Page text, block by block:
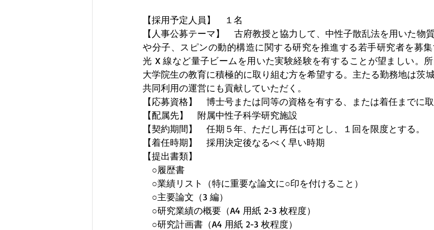
【採用予定人員】　１名
【人事公募テーマ】
古府教授と協力して、中性子散乱法を用いた物
や分子、スピンの動的構造に関する研究を推進する若手研究者を募
光 X 線など量子ビームを用いた実験経験を有することが望ましい。所
大学院生の教育に積極的に取り組む方を希望する。主たる勤務地は茨
共同利用の運営にも貢献していただく。
【応募資格】　博士号または同等の資格を有する、または着任までに
【配属先】
附属中性子科学研究施設
【契約期間】
任期５年、ただし再任は可とし、１回を限度とする。
【着任時期】　採用決定後なるべく早い時期
【提出書類】
○履歴書
○業績リスト（特に重要な論文に○印を付けること）
○主要論文（3 編）
○研究業績の概要（A4 用紙 2-3 枚程度）
○研究計画書（A4 用紙 2-3 枚程度）